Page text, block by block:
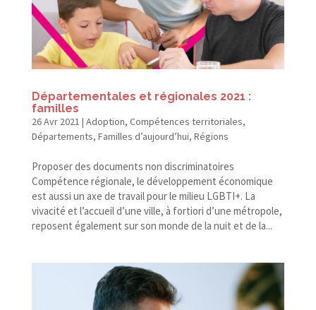
Départementales et régionales 2021 :
familles
26 Avr 2021 | Adoption, Compétences territoriales,
Départements, Familles d’aujourd’hui, Régions
Proposer des documents non discriminatoires
Compétence régionale, le développement économique
est aussi un axe de travail pour le milieu LGBTI+. La
vivacité et l’accueil d’une ville, à fortiori d’une métropole,
reposent également sur son monde de la nuit et de la...